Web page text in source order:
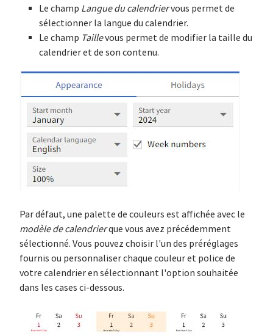
Le champ Langue du calendriervous permet de
sélectionner la langue du calendrier.
Le champ Taillevous permet de modifier la taille du
calendrier et de son contenu.
Par défaut, une palette de couleurs est affichée avec le
modèle de calendrierque vous avez précédemment
sélectionné. Vous pouvez choisir l'un des préréglages
fournis ou personnaliser chaque couleur et police de
votre calendrier en sélectionnant l'option souhaitée
dans les cases ci-dessous.